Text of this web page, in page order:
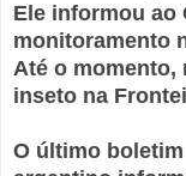
Ele informou ao
monitoramento
Até o
inseto na
O último